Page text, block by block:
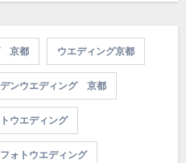
京都 ウエディング京都
ンウエディング 京都
ウエディング
ォトウエディング